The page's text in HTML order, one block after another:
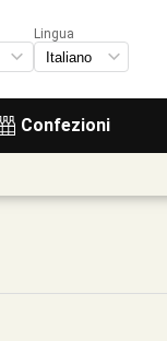
Confezioni
Lingua